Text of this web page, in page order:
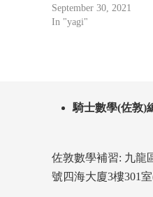
September 30, 2021
In "yagi"
騎士數學(佐敦)
佐敦數學補習: 九龍
號四海大廈3樓301